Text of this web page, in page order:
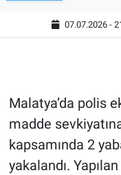
07.07.2026 -
Malatya’da polis
madde
kapsamında 2
yakalandı.
ASAYİŞ
EĞİTİM
ÇEVRE
HABERDE